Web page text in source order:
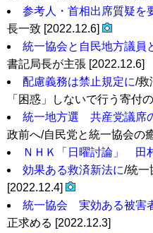
参考人・首相出席質疑を
長一致 [2022.12.6]
統一協会と自民地方議員
書記局長が主張 [2022.12.6]
配慮義務は禁止規定に/救
「困惑」しないで行う寄付
統一地方選 共産党議席
政前へ/自民党と統一協会の
ＮＨＫ「日曜討論」 田
効果ある救済新法に/統
[2022.12.4]
統一協会 実効ある被害
正求める [2022.12.3]